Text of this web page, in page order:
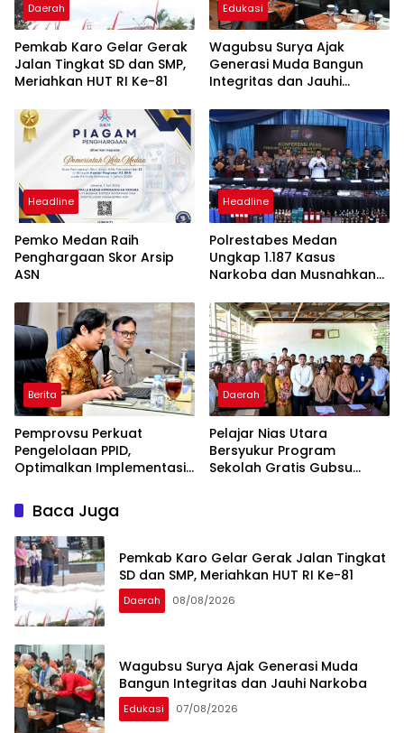
Daerah
Pemkab Karo Gelar Gerak
Jalan Tingkat SD dan SMP,
Meriahkan HUT RI Ke-81
Edukasi
Wagubsu Surya Ajak
Generasi Muda Bangun
Integritas dan Jauhi
Headline
Pemko Medan Raih
Penghargaan Skor Arsip
ASN
Headline
Polrestabes Medan
Ungkap 1.187 Kasus
Narkoba dan Musnahkan
Bukti
Berita
Pemprovsu Perkuat
Pengelolaan PPID,
Optimalkan Implementasi
Tahun 2026
Daerah
Pelajar Nias Utara
Bersyukur Program
Sekolah Gratis Gubsu
Baca Juga
Pemkab Karo Gelar Gerak Jalan Tingkat
SD dan SMP, Meriahkan HUT RI Ke-81
Daerah 08/08/2026
Wagubsu Surya Ajak Generasi Muda
Bangun Integritas dan Jauhi Narkoba
Edukasi 07/08/2026